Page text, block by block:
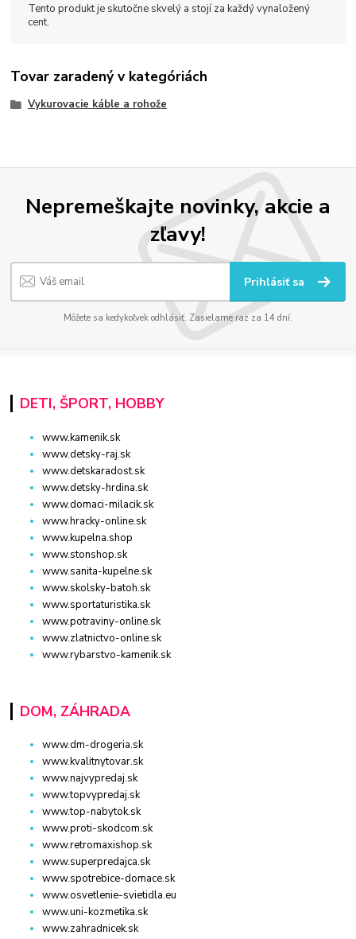
Tento produkt je skutočne skvelý a stojí za každý vynaložený
cent.
Tovar zaradený v kategóriách
Vykurovacie káble a rohože
Nepremeškajte novinky, akcie a
zľavy!
Prihlásiť sa
Môžete sa kedykoľvek odhlásiť. Zasielame raz za 14 dní.
DETI, ŠPORT, HOBBY
www.kamenik.sk
www.detsky-raj.sk
www.detskaradost.sk
www.detsky-hrdina.sk
www.domaci-milacik.sk
www.hracky-online.sk
www.kupelna.shop
www.stonshop.sk
www.sanita-kupelne.sk
www.skolsky-batoh.sk
www.sportaturistika.sk
www.potraviny-online.sk
www.zlatnictvo-online.sk
www.rybarstvo-kamenik.sk
DOM, ZÁHRADA
www.dm-drogeria.sk
www.kvalitnytovar.sk
www.najvypredaj.sk
www.topvypredaj.sk
www.top-nabytok.sk
www.proti-skodcom.sk
www.retromaxishop.sk
www.superpredajca.sk
www.spotrebice-domace.sk
www.osvetlenie-svietidla.eu
www.uni-kozmetika.sk
www.zahradnicek.sk